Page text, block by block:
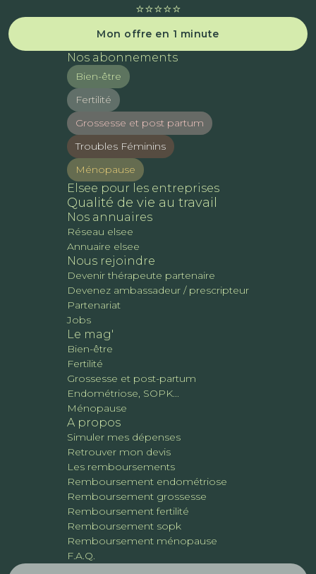
⭐️⭐️⭐️⭐️⭐️
Mon offre en 1 minute
Nos abonnements
Bien-être
Fertilité
Grossesse et post partum
Troubles Féminins
Ménopause
Elsee pour les entreprises
Qualité de vie au travail
Nos annuaires
Réseau elsee
Annuaire elsee
Nous rejoindre
Devenir thérapeute partenaire
Devenez ambassadeur / prescripteur
Partenariat
Jobs
Le mag'
Bien-être
Fertilité
Grossesse et post-partum
Endométriose, SOPK...
Ménopause
A propos
Simuler mes dépenses
Retrouver mon devis
Les remboursements
Remboursement endométriose
Remboursement grossesse
Remboursement fertilité
Remboursement sopk
Remboursement ménopause
F.A.Q.